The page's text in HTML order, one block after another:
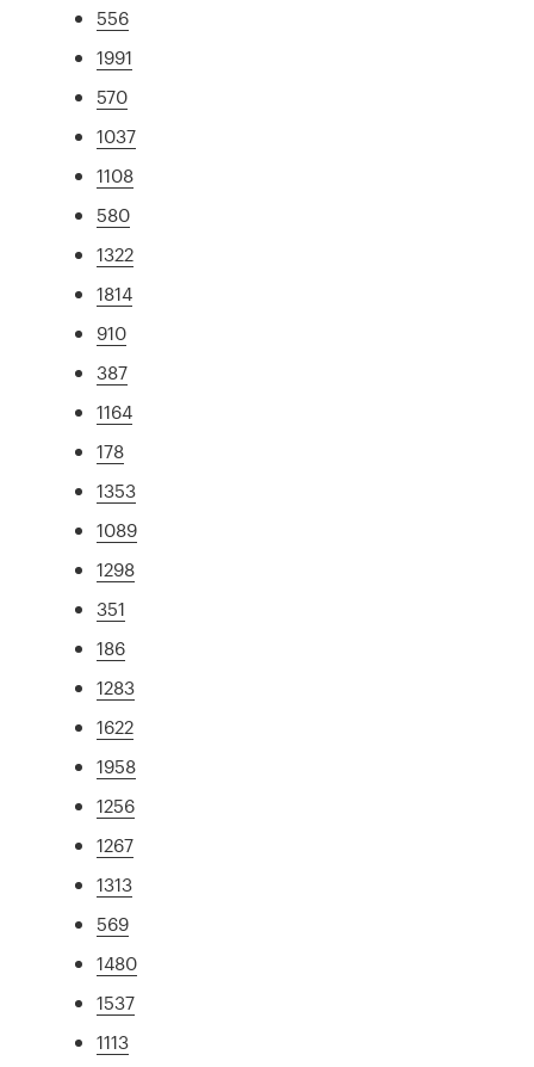
556
1991
570
1037
1108
580
1322
1814
910
387
1164
178
1353
1089
1298
351
186
1283
1622
1958
1256
1267
1313
569
1480
1537
1113